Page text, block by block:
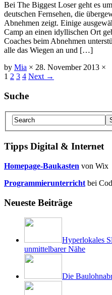
Bei The Biggest Loser geht es
deutschen Fernsehen, die
Abnehmen zeigt. Einige
Camp an einen idyllischen Ort
Coaches beim Abnehmen
alle das Wiegen an und […]
by Mia × 28. November 2013 ×
1 2 3 4 Next →
Suche
Tipps Digital & Internet
Homepage-Baukasten von Wix
Programmierunterricht bei
Neueste Beiträge
Hyperlokales
unmittelbarer Nähe
Die